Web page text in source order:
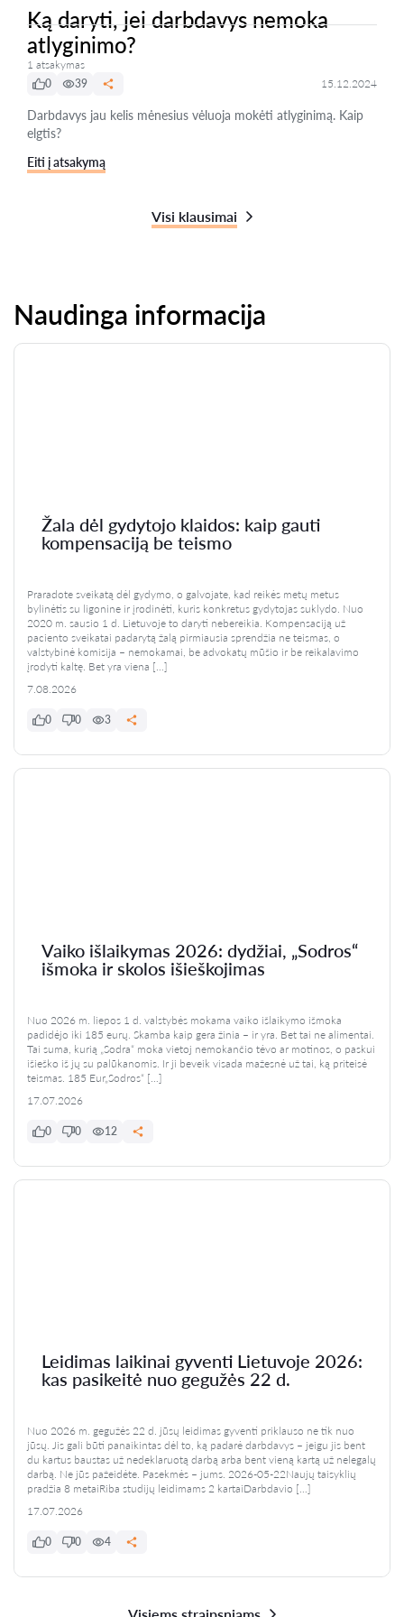
Ką daryti, jei darbdavys nemoka
atlyginimo?
1 atsakymas
0
39 15.12.2024
Darbdavys jau kelis mėnesius vėluoja mokėti atlyginimą. Kaip
elgtis?
Eiti į atsakymą
Visi klausimai
Naudinga informacija
Žala dėl gydytojo klaidos: kaip gauti
kompensaciją be teismo
Praradote sveikatą dėl gydymo, o galvojate, kad reikės metų metus
bylinėtis su ligonine ir įrodinėti, kuris konkretus gydytojas suklydo. Nuo
2020 m. sausio 1 d. Lietuvoje to daryti nebereikia. Kompensaciją už
paciento sveikatai padarytą žalą pirmiausia sprendžia ne teismas, o
valstybinė komisija – nemokamai, be advokatų mūšio ir be reikalavimo
įrodyti kaltę. Bet yra viena […]
7.08.2026
0 0 3
Vaiko išlaikymas 2026: dydžiai, „Sodros“
išmoka ir skolos išieškojimas
Nuo 2026 m. liepos 1 d. valstybės mokama vaiko išlaikymo išmoka
padidėjo iki 185 eurų. Skamba kaip gera žinia – ir yra. Bet tai ne alimentai.
Tai suma, kurią „Sodra“ moka vietoj nemokančio tėvo ar motinos, o paskui
išieško iš jų su palūkanomis. Ir ji beveik visada mažesnė už tai, ką priteisė
teismas. 185 Eur„Sodros“ […]
17.07.2026
0 0 12
Leidimas laikinai gyventi Lietuvoje 2026:
kas pasikeitė nuo gegužės 22 d.
Nuo 2026 m. gegužės 22 d. jūsų leidimas gyventi priklauso ne tik nuo
jūsų. Jis gali būti panaikintas dėl to, ką padarė darbdavys – jeigu jis bent
du kartus baustas už nedeklaruotą darbą arba bent vieną kartą už nelegalų
darbą. Ne jūs pažeidėte. Pasekmės – jums. 2026-05-22Naujų taisyklių
pradžia 8 metaiRiba studijų leidimams 2 kartaiDarbdavio […]
17.07.2026
0 0 4